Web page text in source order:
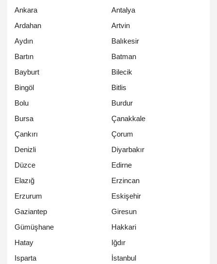
Ankara
Antalya
Ardahan
Artvin
Aydın
Balıkesir
Bartın
Batman
Bayburt
Bilecik
Bingöl
Bitlis
Bolu
Burdur
Bursa
Çanakkale
Çankırı
Çorum
Denizli
Diyarbakır
Düzce
Edirne
Elazığ
Erzincan
Erzurum
Eskişehir
Gaziantep
Giresun
Gümüşhane
Hakkari
Hatay
Iğdır
Isparta
İstanbul